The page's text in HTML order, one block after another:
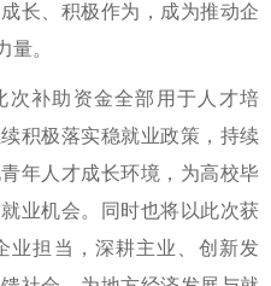
长、积极作为，成为推动企
量。
次补助资金全部用于人才培
积极落实稳就业政策，持续
年人才成长环境，为高校毕
业机会。同时也将以此次获
业担当，深耕主业、创新发